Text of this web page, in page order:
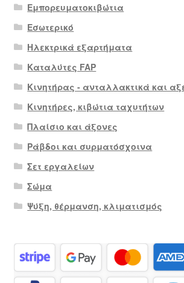
Εμπορευματοκιβώτια
Εσωτερικό
Ηλεκτρικά εξαρτήματα
Καταλύτες FAP
Κινητήρας - ανταλλακτικά και
Κινητήρες, κιβώτια ταχυτήτων
Πλαίσιο και άξονες
Ράβδοι και συρματόσχοινα
Σετ εργαλείων
Σώμα
Ψύξη, θέρμανση, κλιματισμός